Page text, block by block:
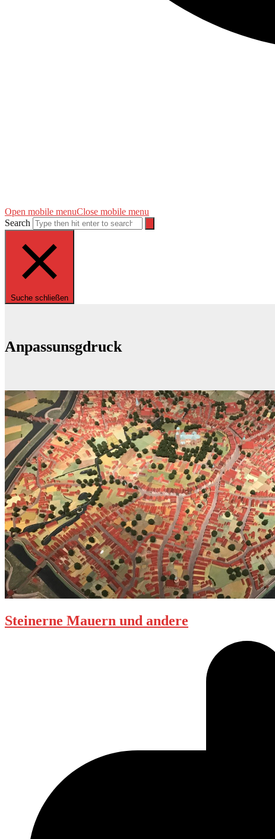
Open mobile menuClose mobile menu
Search
Suche schließen
Anpassunsgdruck
Steinerne Mauern und andere